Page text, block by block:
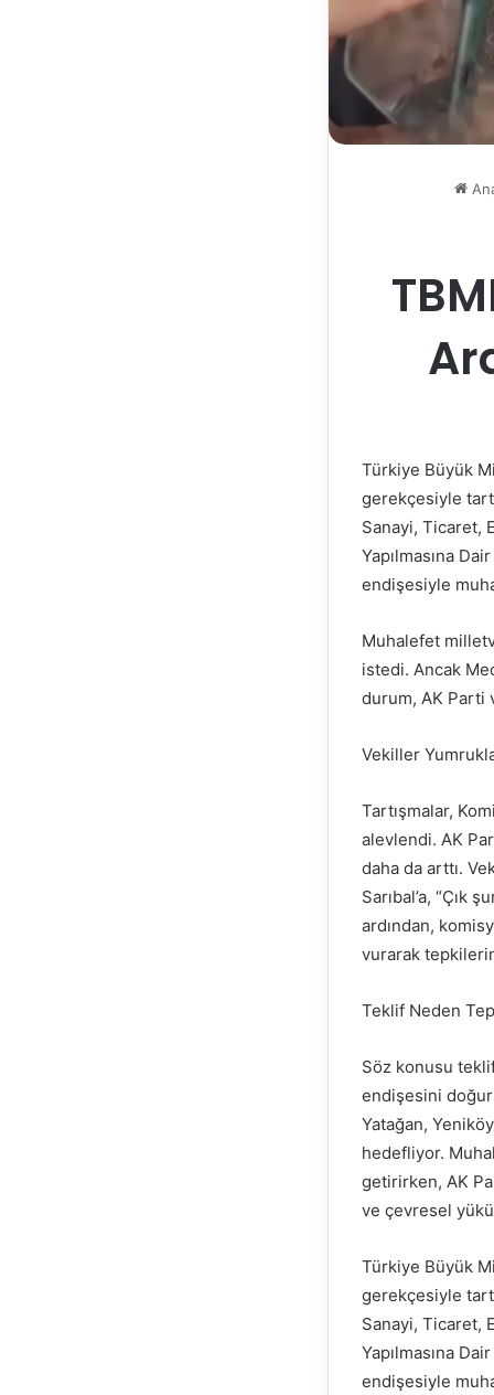
Türkiye Büyük
gerekçesiyle
Sanayi, Ticaret,
Yapılmasına
endişesiyle
Muhalefet
istedi. Ancak
durum, AK Parti
Vekiller
Tartışmalar,
alevlendi. AK
daha da arttı.
Sarıbal’a,
ardından,
vurarak
Teklif Neden
Söz konusu
endişesini
Yatağan,
hedefliyor.
getirirken, AK
ve çevresel
Türkiye Büyük
gerekçesiyle
Sanayi, Ticaret,
Yapılmasına
endişesiyle